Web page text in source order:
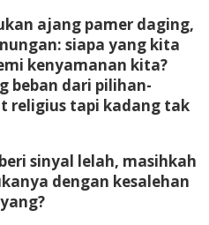
ajang pamer daging,
siapa yang kita
kenyamanan kita?
beban dari pilihan-
religius tapi kadang tak
sinyal lelah, masihkah
dengan kesalehan